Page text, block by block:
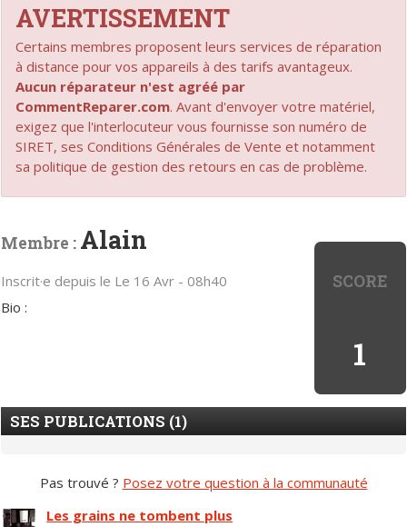
AVERTISSEMENT
Certains membres proposent leurs services de réparation
à distance pour vos appareils à des tarifs avantageux.
Aucun réparateur n'est agréé par
CommentReparer.com. Avant d'envoyer votre matériel,
exigez que l'interlocuteur vous fournisse son numéro de
SIRET, ses Conditions Générales de Vente et notamment
sa politique de gestion des retours en cas de problème.
SCORE
1
Membre : Alain
Inscrit·e depuis le Le 16 Avr - 08h40
Bio :
SES PUBLICATIONS (1)
Pas trouvé ? Posez votre question à la communauté
Les grains ne tombent plus